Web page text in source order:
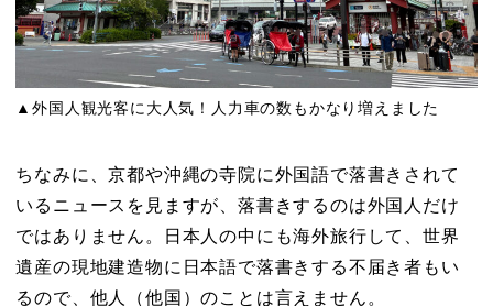
▲外国人観光客に大人気！人力車の数もかなり増えました
ちなみに、京都や沖縄の寺院に外国語で落書きされて
いるニュースを見ますが、落書きするのは外国人だけ
ではありません。日本人の中にも海外旅行して、世界
遺産の現地建造物に日本語で落書きする不届き者もい
るので、他人（他国）のことは言えません。